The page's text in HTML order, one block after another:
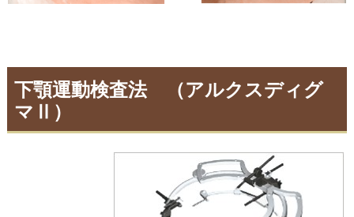
下顎運動検査法 （アルクスディグ
マⅡ）